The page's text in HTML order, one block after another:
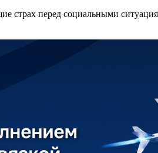
страх перед социальными